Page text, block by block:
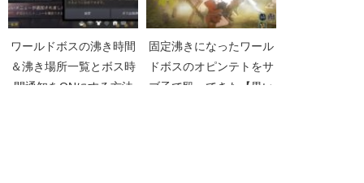
ワールドボスの沸き時間
＆沸き場所一覧とボス時
間通知をONにする方法
固定沸きになったワール
ドボスのオピンテトをサ
ブ子で殴ってきた【黒い